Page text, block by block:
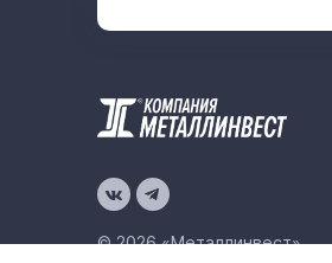
© 2026 «Металлинвест»